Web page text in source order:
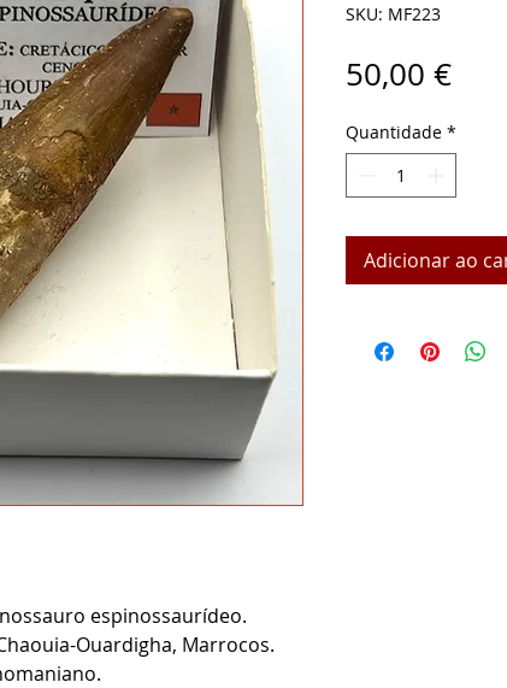
espinossaurídeo.
Ouardigha, Marrocos.
SKU: MF223
50,00 €
Quantidade *
Adicionar ao